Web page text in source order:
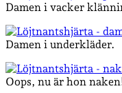
Damen i vacker
Damen i underkläder.
Oops, nu är hon